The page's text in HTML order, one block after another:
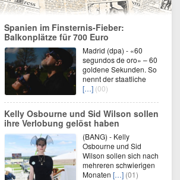
Spanien im Finsternis-Fieber:
Balkonplätze für 700 Euro
Madrid (dpa) - «60
segundos de oro» – 60
goldene Sekunden. So
nennt der staatliche
[…] (00)
Kelly Osbourne und Sid Wilson sollen
ihre Verlobung gelöst haben
(BANG) - Kelly
Osbourne und Sid
Wilson sollen sich nach
mehreren schwierigen
Monaten […] (01)